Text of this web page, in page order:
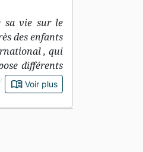
sa vie sur le
des enfants
, qui
différents
l’Evangile. A
génération à
book_open Voir plus